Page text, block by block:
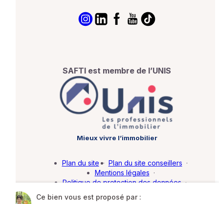
Ce bien vous est proposé par :
SAFTI est membre de l’UNIS
Mieux vivre l’immobilier
Plan du site · Plan du site conseillers ·
Mentions légales ·
Politique de protection des données ·